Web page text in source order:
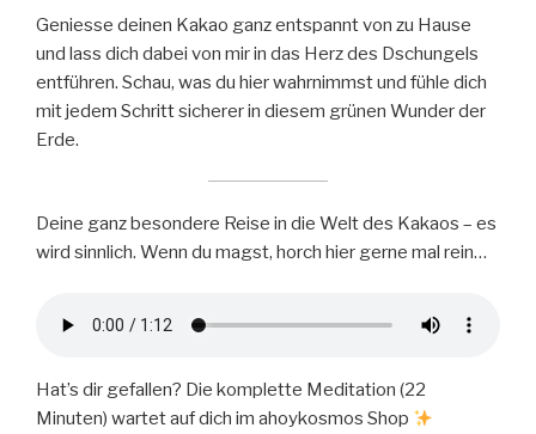
Geniesse deinen Kakao ganz entspannt von zu Hause
und lass dich dabei von mir in das Herz des Dschungels
entführen. Schau, was du hier wahrnimmst und fühle dich
mit jedem Schritt sicherer in diesem grünen Wunder der
Erde.
Deine ganz besondere Reise in die Welt des Kakaos – es
wird sinnlich. Wenn du magst, horch hier gerne mal rein…
Hat’s dir gefallen? Die komplette Meditation (22
Minuten) wartet auf dich im ahoykosmos Shop